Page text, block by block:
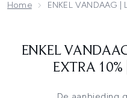
Home ENKEL VANDAAG
ENKEL
EXTRA 10%